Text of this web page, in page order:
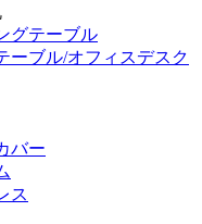
グテーブル
ーブル/オフィスデスク
バー
ス